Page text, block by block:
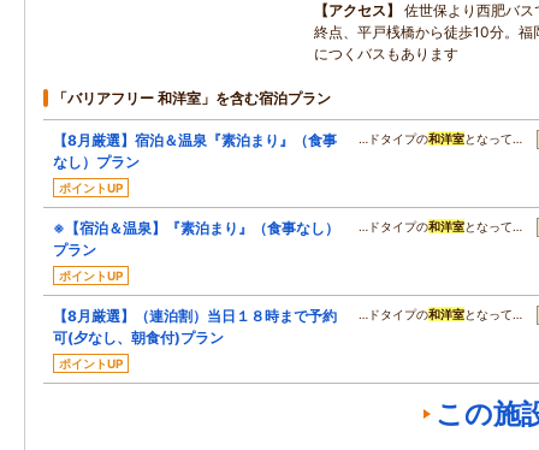
アクセス
佐世保より西肥バ
終点、平戸桟橋から徒歩10分。福
につくバスもあります
「バリアフリー 和洋室」を含む宿泊プラン
【8月厳選】宿泊＆温泉『素泊まり』（食事
なし）プラン
ポイントUP
…ドタイプの和洋室となって…
※【宿泊＆温泉】『素泊まり』（食事なし）
プラン
ポイントUP
…ドタイプの和洋室となって…
【8月厳選】（連泊割）当日１８時まで予約
可(夕なし、朝食付)プラン
ポイントUP
…ドタイプの和洋室となって…
この施